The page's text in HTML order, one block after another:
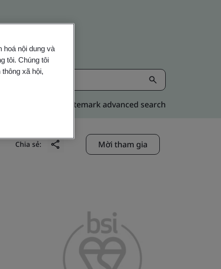
Kitemark advanced search
Chia sẻ: Mời tham gia
hoá nội dung và
tôi. Chúng tôi
xã hội,